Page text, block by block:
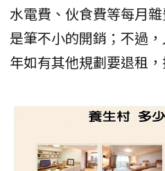
水電費、伙食費等每月
是筆不小的開銷；不過
年如有其他規劃要退租